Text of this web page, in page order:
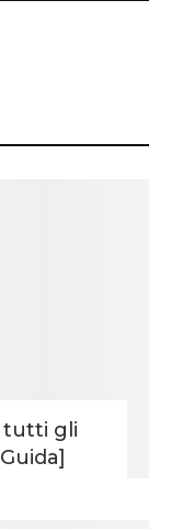
tutti gli